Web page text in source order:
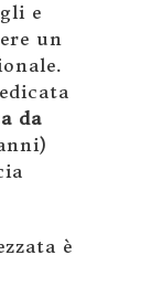
e
un
da
è